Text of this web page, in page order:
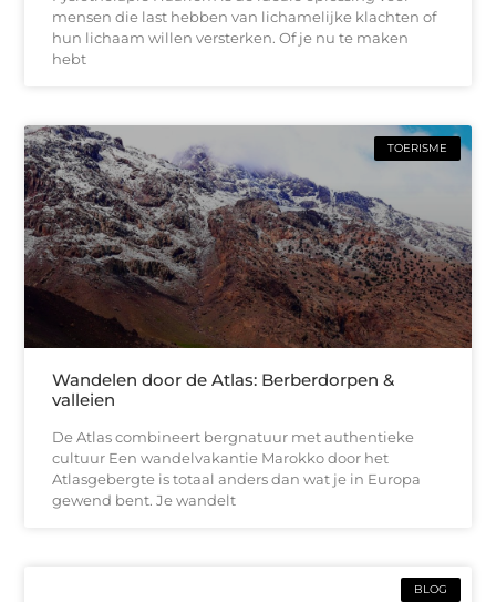
mensen die last hebben van lichamelijke klachten of
hun lichaam willen versterken. Of je nu te maken
hebt
TOERISME
Wandelen door de Atlas: Berberdorpen &
valleien
De Atlas combineert bergnatuur met authentieke
cultuur Een wandelvakantie Marokko door het
Atlasgebergte is totaal anders dan wat je in Europa
gewend bent. Je wandelt
BLOG